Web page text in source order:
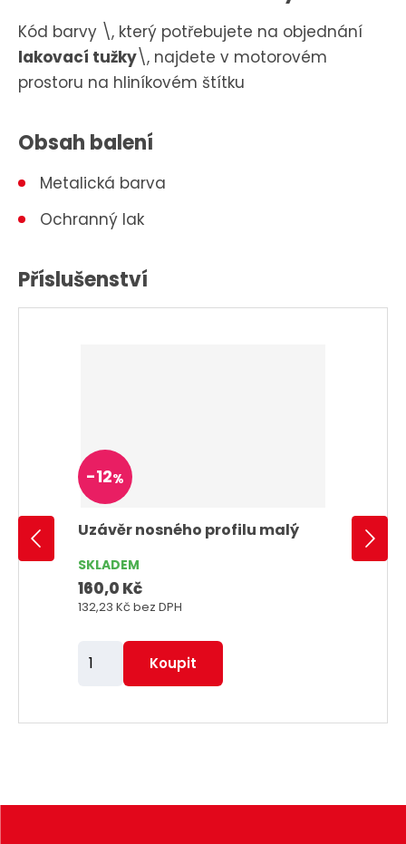
Kód barvy \, který potřebujete na objednání
lakovací tužky\, najdete v motorovém
prostoru na hliníkovém štítku
Obsah balení
Metalická barva
Ochranný lak
Příslušenství
-12%
Uzávěr nosného profilu malý
160,0 Kč
132,23 Kč bez DPH
SKLADEM
n
p
Koupit